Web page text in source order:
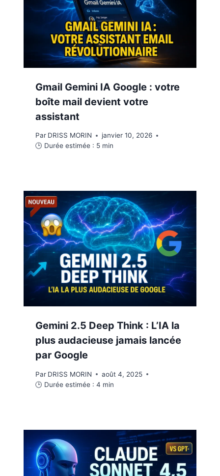
Gmail Gemini IA Google : votre
boîte mail devient votre
assistant
Par DRISS MORIN
janvier 10, 2026
🕒 Durée estimée : 5 min
Gemini 2.5 Deep Think : L’IA la
plus audacieuse jamais lancée
par Google
Par DRISS MORIN
août 4, 2025
🕒 Durée estimée : 4 min